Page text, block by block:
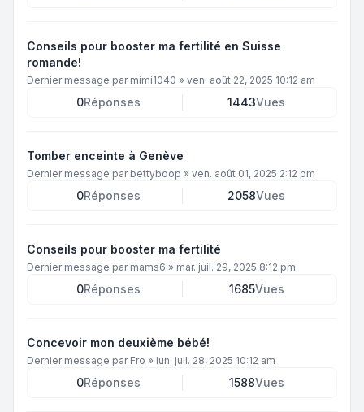
Conseils pour booster ma fertilité en Suisse
romande!
Dernier message par mimi1040 » ven. août 22, 2025 10:12 am
0Réponses 1443Vues
Tomber enceinte à Genève
Dernier message par bettyboop » ven. août 01, 2025 2:12 pm
0Réponses 2058Vues
Conseils pour booster ma fertilité
Dernier message par mams6 » mar. juil. 29, 2025 8:12 pm
0Réponses 1685Vues
Concevoir mon deuxième bébé!
Dernier message par Fro » lun. juil. 28, 2025 10:12 am
0Réponses 1588Vues